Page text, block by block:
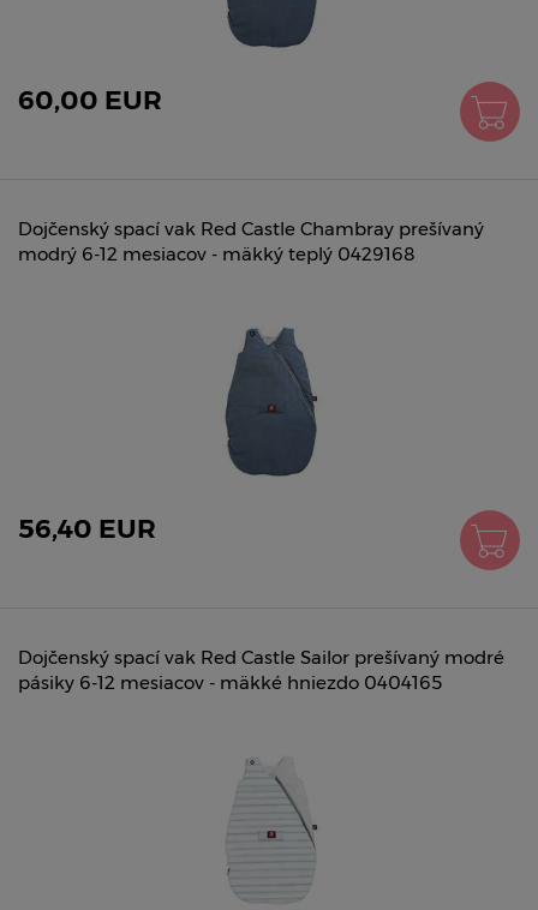
60,00 EUR
Dojčenský spací vak Red Castle Chambray prešívaný
modrý 6-12 mesiacov - mäkký teplý 0429168
56,40 EUR
Dojčenský spací vak Red Castle Sailor prešívaný modré
pásiky 6-12 mesiacov - mäkké hniezdo 0404165